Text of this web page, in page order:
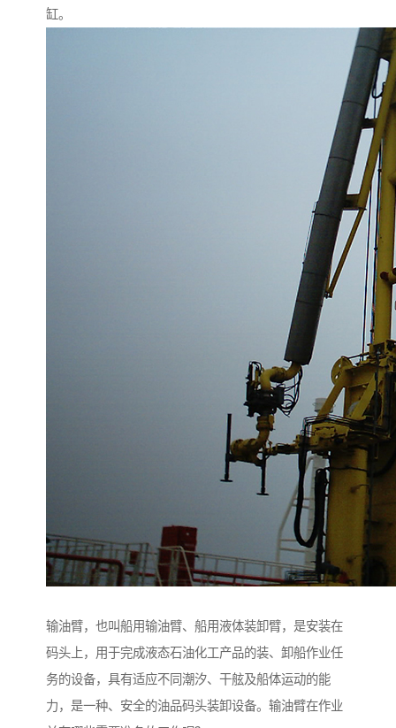
缸。
输油臂，也叫船用输油臂、船用液体装卸臂，是安装在
码头上，用于完成液态石油化工产品的装、卸船作业任
务的设备，具有适应不同潮汐、干舷及船体运动的能
力，是一种、安全的油品码头装卸设备。输油臂在作业